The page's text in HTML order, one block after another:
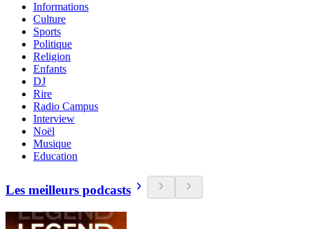
Informations
Culture
Sports
Politique
Religion
Enfants
DJ
Rire
Radio Campus
Interview
Noël
Musique
Education
Les meilleurs podcasts